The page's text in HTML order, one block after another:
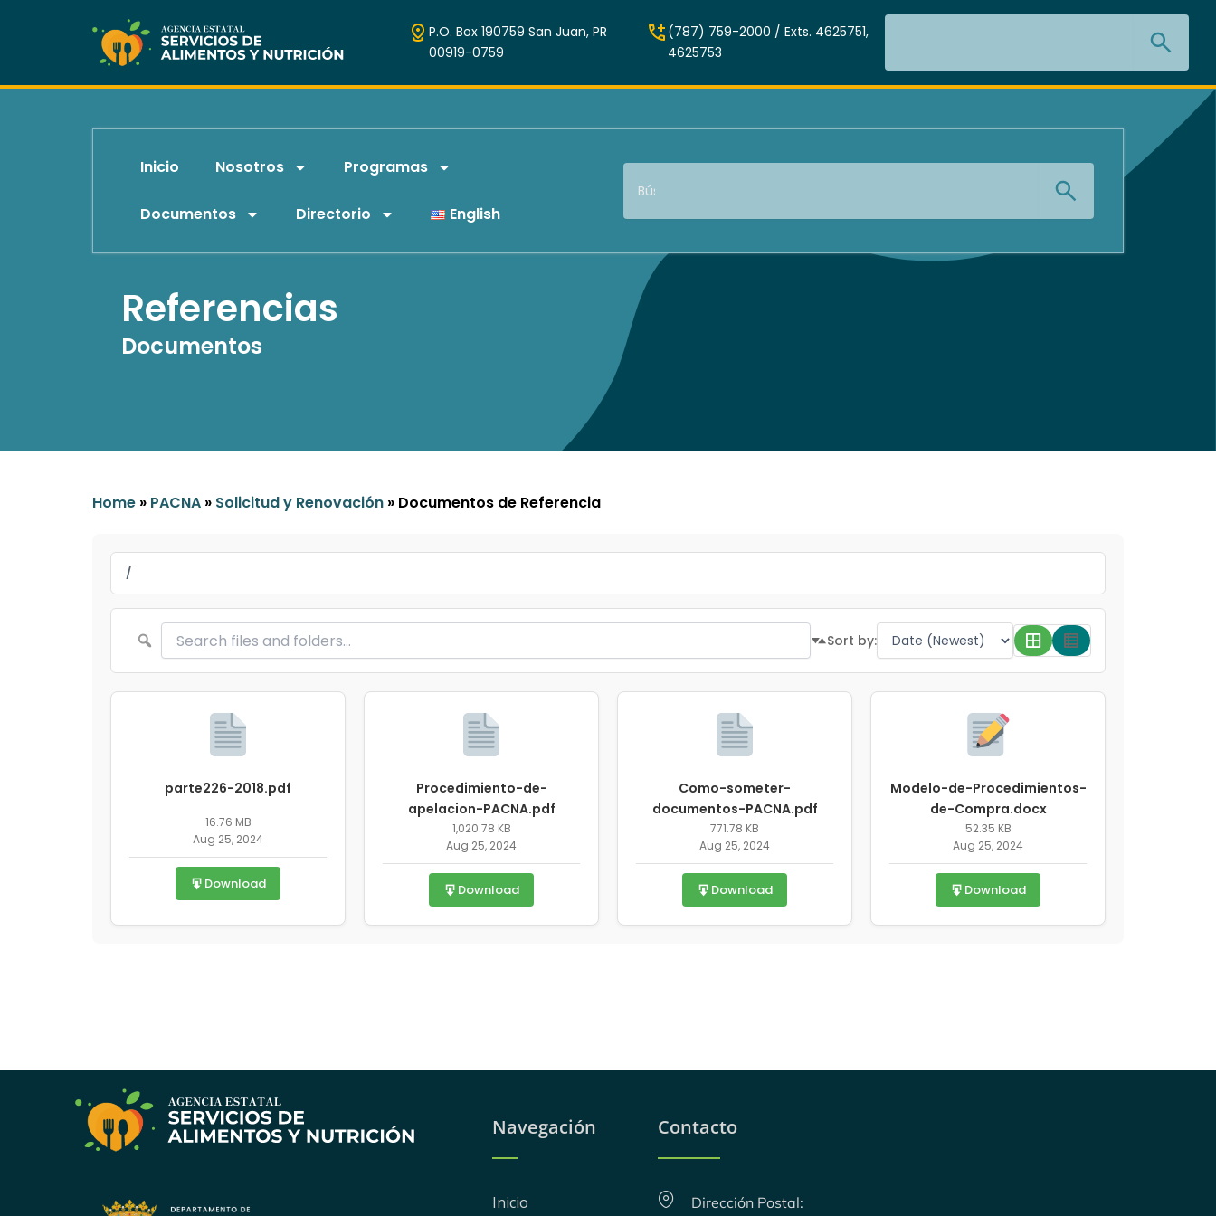
P.O. Box 190759 San Juan, PR
00919-0759
(787) 759-2000 / Exts. 4625751,
4625753
Search
Inicio Nosotros Programas
Documentos Directorio English
Search
Referencias
Documentos
Home » PACNA » Solicitud y Renovación » Documentos de Referencia
/
Sort by:
parte226-2018.pdf
16.76 MB
Aug 25, 2024
Download
Procedimiento-de-
apelacion-PACNA.pdf
1,020.78 KB
Aug 25, 2024
Download
Como-someter-
documentos-PACNA.pdf
771.78 KB
Aug 25, 2024
Download
Modelo-de-Procedimientos-
de-Compra.docx
52.35 KB
Aug 25, 2024
Download
Navegación
Inicio
Contacto
Dirección Postal: